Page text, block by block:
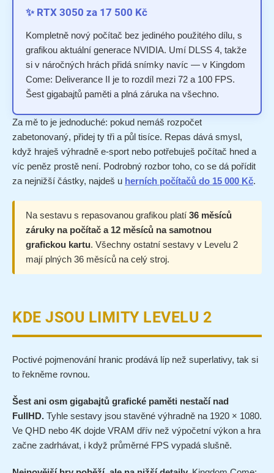
✨ RTX 3050 za 17 500 Kč
Kompletně nový počítač bez jediného použitého dílu, s
grafikou aktuální generace NVIDIA. Umí DLSS 4, takže
si v náročných hrách přidá snímky navíc — v Kingdom
Come: Deliverance II je to rozdíl mezi 72 a 100 FPS.
Šest gigabajtů paměti a plná záruka na všechno.
Za mě to je jednoduché: pokud nemáš rozpočet
zabetonovaný, přidej ty tři a půl tisíce. Repas dává smysl,
když hraješ výhradně e-sport nebo potřebuješ počítač hned a
víc peněz prostě není. Podrobný rozbor toho, co se dá pořídit
za nejnižší částky, najdeš u herních počítačů do 15 000 Kč.
Na sestavu s repasovanou grafikou platí 36 měsíců
záruky na počítač a 12 měsíců na samotnou
grafickou kartu. Všechny ostatní sestavy v Levelu 2
mají plných 36 měsíců na celý stroj.
KDE JSOU LIMITY LEVELU 2
Poctivé pojmenování hranic prodává líp než superlativy, tak si
to řekněme rovnou.
Šest ani osm gigabajtů grafické paměti nestačí nad
FullHD. Tyhle sestavy jsou stavěné výhradně na 1920 × 1080.
Ve QHD nebo 4K dojde VRAM dřív než výpočetní výkon a hra
začne zadrhávat, i když průměrné FPS vypadá slušně.